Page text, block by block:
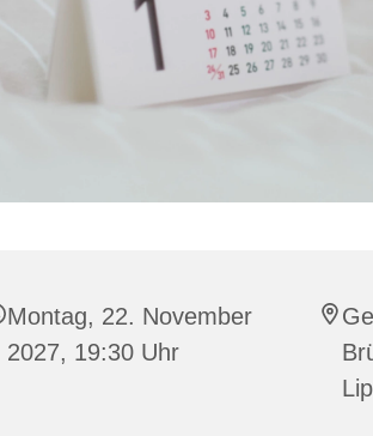
Montag, 22. November
2027, 19:30 Uhr